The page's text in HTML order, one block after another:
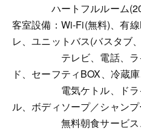
ハートフルルーム
客室設備：Wi-Fi(無料)、有
レ、ユニットバス(バスタブ
テレビ、電話、ライ
ド、セーフティBOX、冷蔵
電気ケトル、ドライ
ル、ボディソープ／シャンプ
無料朝食サービス、